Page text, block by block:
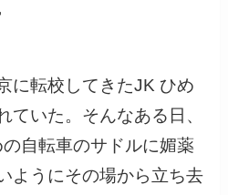
に転校してきたJK ひめ
ていた。そんなある日、
自転車のサドルに媚薬
ようにその場から立ち去